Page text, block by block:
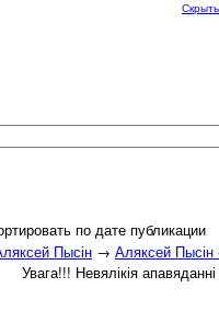
по дате публикации
Скрыть
Пысін → Аляксей Пысін
Увага!!! Невялікія